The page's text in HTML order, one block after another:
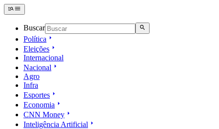
Buscar
Política
Eleições
Internacional
Nacional
Agro
Infra
Esportes
Economia
CNN Money
Inteligência Artificial